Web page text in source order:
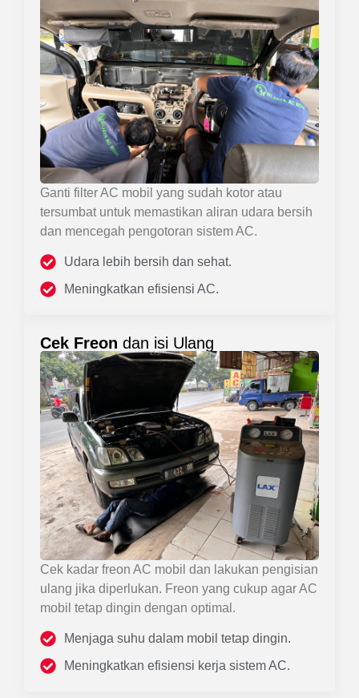
Ganti filter AC mobil yang sudah kotor atau
tersumbat untuk memastikan aliran udara bersih
dan mencegah pengotoran sistem AC.
Udara lebih bersih dan sehat.
Meningkatkan efisiensi AC.
Cek Freon dan isi Ulang
Cek kadar freon AC mobil dan lakukan pengisian
ulang jika diperlukan. Freon yang cukup agar AC
mobil tetap dingin dengan optimal.
Menjaga suhu dalam mobil tetap dingin.
Meningkatkan efisiensi kerja sistem AC.